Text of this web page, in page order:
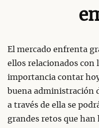
El mercado enfrenta
ellos relacionados con
importancia contar
buena administración
a través de ella se
grandes retos que han